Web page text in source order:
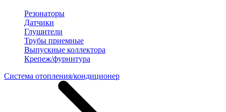
Резонаторы
Датчики
Глушители
Трубы приемные
Выпускные коллектора
Крепеж/фурнитура
Система отопления/кондиционер